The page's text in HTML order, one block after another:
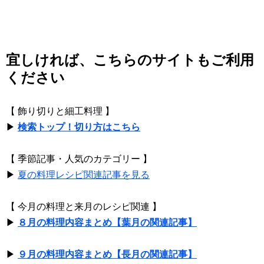
宜しければ、こちらのサイトもご利用
ください
【 飾り切りと細工料理 】
▶ 検索トップ！切り方はこちら
【 季節記事・人気のカテゴリー 】
▶ 夏の料理レシピ関連記事を見る
【 今月の料理と来月のレシピ関連 】
▶ ８月の料理内容まとめ【葉月の関連記事】
▶ ９月の料理内容まとめ【長月の関連記事】